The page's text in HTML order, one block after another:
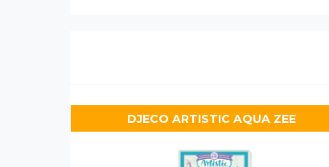
DJECO ARTISTIC AQUA ZEE